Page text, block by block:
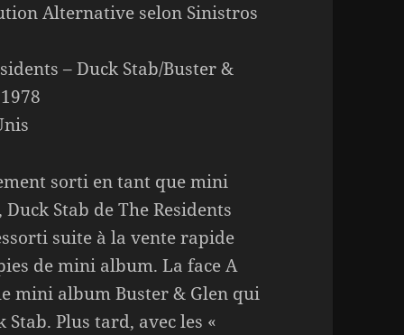
Alternative selon Sinistros
– Duck Stab/Buster &
sorti en tant que mini
Stab de The Residents
suite à la vente rapide
de mini album. La face A
mini album Buster & Glen qui
Plus tard, avec les «